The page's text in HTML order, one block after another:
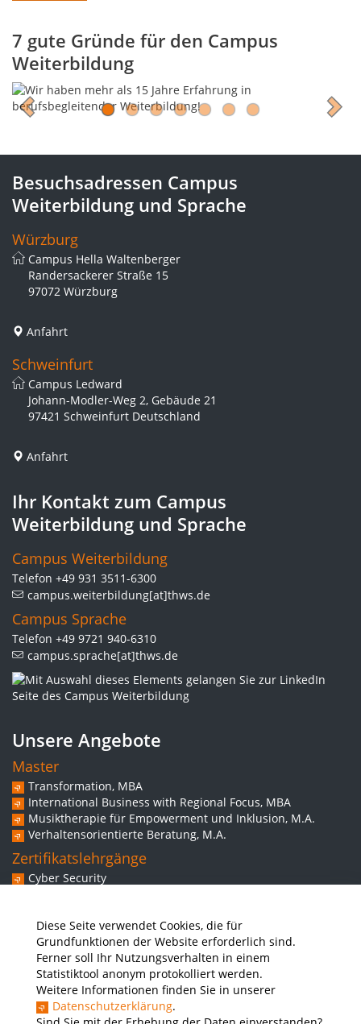
Diese Seite verwendet Cookies, die für
Grundfunktionen der Website erforderlich sind.
Ferner soll Ihr Nutzungsverhalten in einem
Statistiktool anonym protokolliert werden.
Weitere Informationen finden Sie in unserer
Datenschutzerklärung.
7 gute Gründe für den Campus
Weiterbildung
Besuchsadressen Campus
Weiterbildung und Sprache
Würzburg
Campus Hella Waltenberger
Randersackerer Straße 15
97072 Würzburg
Anfahrt
Schweinfurt
Campus Ledward
Johann-Modler-Weg 2, Gebäude 21
97421 Schweinfurt Deutschland
Anfahrt
Ihr Kontakt zum Campus
Weiterbildung und Sprache
Campus Weiterbildung
Telefon +49 931 3511-6300
campus.weiterbildung[at]thws.de
Campus Sprache
Telefon +49 9721 940-6310
campus.sprache[at]thws.de
Unsere Angebote
Master
Transformation, MBA
International Business with Regional Focus, MBA
Musiktherapie für Empowerment und Inklusion, M.A.
Verhaltensorientierte Beratung, M.A.
Zertifikatslehrgänge
Cyber Security
Grundkompetenzen inklusiver Musikintervention
Weitere Angebote
Workshops
Vorbereitungskurs Studium
Ausbilderschein für Studierende der THWS
Sprachkurse